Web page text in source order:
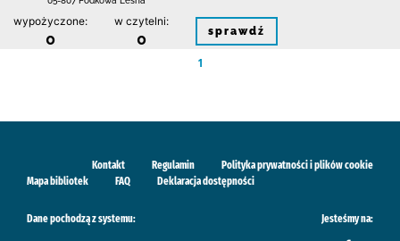
wypożyczone:
0
w czytelni:
0 sprawdź
1
Kontakt Regulamin
Polityka prywatności i plików cookie
Mapa bibliotek
FAQ Deklaracja dostępności
Dane pochodzą z systemu: Jesteśmy na: